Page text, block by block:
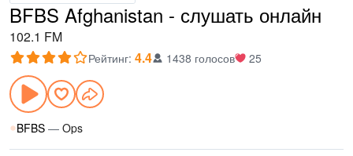
BFBS Afghanistan - слушать онлайн
102.1 FM
Рейтинг: 4.4 1438 голосов 25
BFBS — Ops